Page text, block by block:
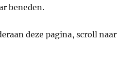
beneden.
deze pagina, scroll naar